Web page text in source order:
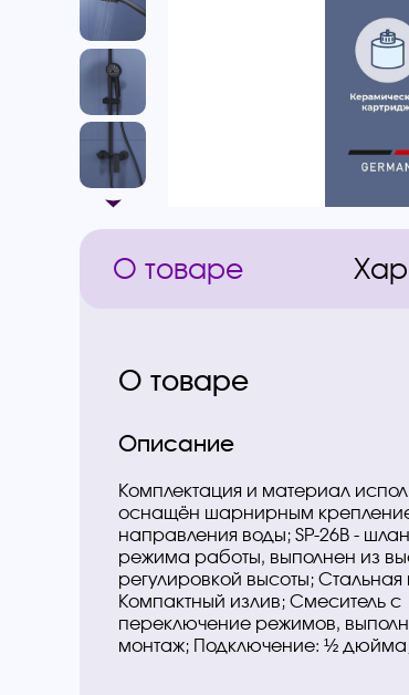
О товаре
О товаре
Описание
Комплектация и материал
оснащён шарнирным
направления воды; SP-26В -
режима работы, выполнен из
регулировкой высоты;
Компактный излив; Смеситель
переключение режимов,
монтаж; Подключение: ½ дюйма;